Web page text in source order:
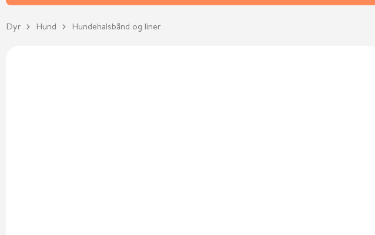
Dyr Hund Hundehalsbånd og liner